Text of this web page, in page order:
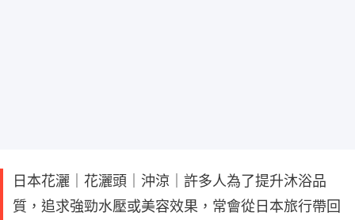
日本花灑｜花灑頭｜沖涼｜許多人為了提升沐浴品
質，追求強勁水壓或美容效果，常會從日本旅行帶回